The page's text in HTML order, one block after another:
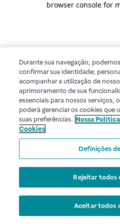
browser console for
Durante sua navegação,
confirmar sua identidade;
acompanhar a utilização de
aprimoramento de sua
essenciais para nossos serviços,
poderá gerenciar os cookies que
suas preferências. Nossa
Cookies
Definições
Rejeitar todos
Aceitar todos